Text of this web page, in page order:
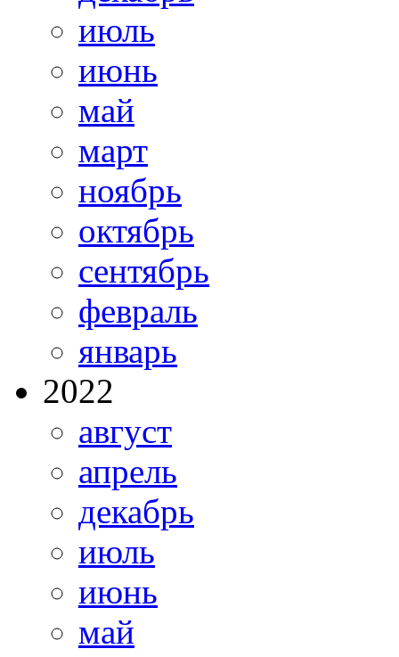
июль
июнь
май
март
ноябрь
октябрь
сентябрь
февраль
январь
2022
август
апрель
декабрь
июль
июнь
май